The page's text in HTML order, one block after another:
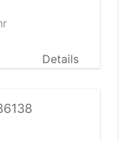
Details